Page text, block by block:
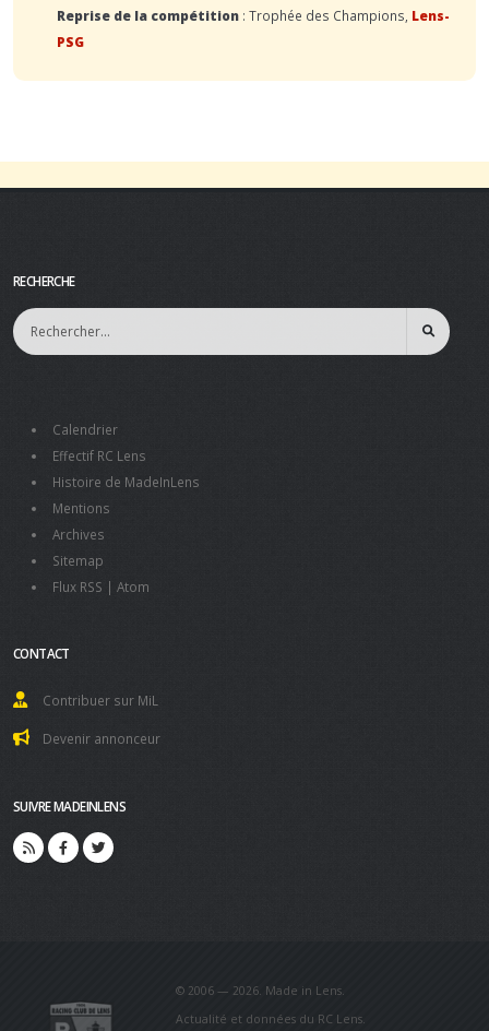
Reprise de la compétition : Trophée des Champions, Lens-
PSG
RECHERCHE
Calendrier
Effectif RC Lens
Histoire de MadeInLens
Mentions
Archives
Sitemap
Flux RSS | Atom
CONTACT
Contribuer sur MiL
Devenir annonceur
SUIVRE MADEINLENS
© 2006 — 2026. Made in Lens.
Actualité et données du RC Lens.